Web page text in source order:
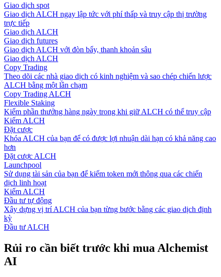
Giao dịch spot
Giao dịch ALCH ngay lập tức với phí thấp và truy cập thị trường
trực tiếp
Giao dịch ALCH
Giao dịch futures
Giao dịch ALCH với đòn bẩy, thanh khoản sâu
Giao dịch ALCH
Copy Trading
Theo dõi các nhà giao dịch có kinh nghiệm và sao chép chiến lược
ALCH bằng một lần chạm
Copy Trading ALCH
Flexible Staking
Kiếm phần thưởng hàng ngày trong khi giữ ALCH có thể truy cập
Kiếm ALCH
Đặt cược
Khóa ALCH của bạn để có được lợi nhuận dài hạn có khả năng cao
hơn
Đặt cược ALCH
Launchpool
Sử dụng tài sản của bạn để kiếm token mới thông qua các chiến
dịch linh hoạt
Kiếm ALCH
Đầu tư tự động
Xây dựng vị trí ALCH của bạn từng bước bằng các giao dịch định
kỳ
Đầu tư ALCH
Rủi ro cần biết trước khi mua Alchemist
AI